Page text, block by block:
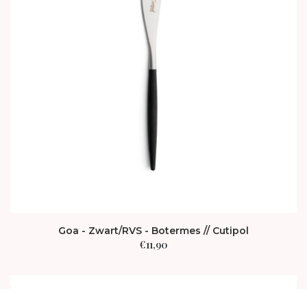
Goa - Zwart/RVS - Botermes // Cutipol
€11,90